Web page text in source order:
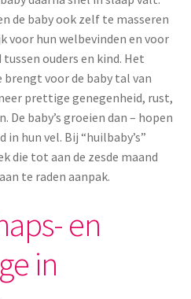
de baby ook zelf te masseren
voor hun welbevinden en voor
ouders en kind. Het
brengt voor de baby tal van
prettige genegenheid, rust,
De baby’s groeien dan – hopen
hun vel. Bij “huilbaby’s”
die tot aan de zesde maand
te raden aanpak.
en
in